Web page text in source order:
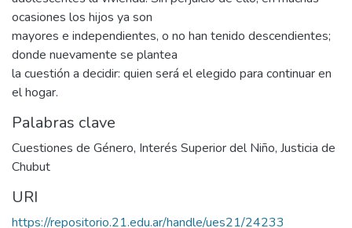
ocasiones los hijos ya son
mayores e independientes, o no han tenido descendientes;
donde nuevamente se plantea
la cuestión a decidir: quien será el elegido para continuar en
el hogar.
Palabras clave
Cuestiones de Género, Interés Superior del Niño, Justicia de
Chubut
URI
https://repositorio.21.edu.ar/handle/ues21/24233